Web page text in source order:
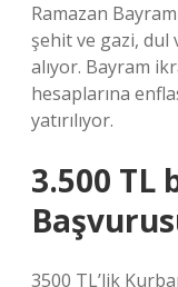
Ramazan
şehit ve gazi, dul
alıyor. Bayram
hesaplarına
yatırılıyor.
3.500 TL
3500 TL’lik